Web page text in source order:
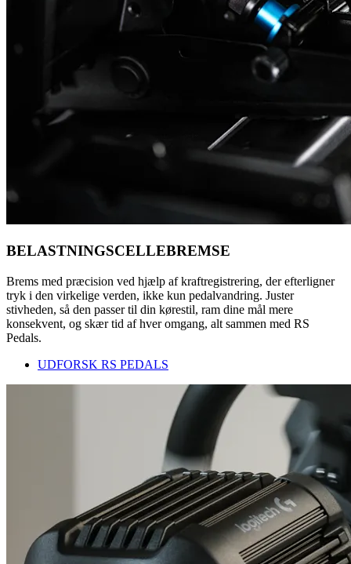
BELASTNINGSCELLEBREMSE
Brems med præcision ved hjælp af kraftregistrering, der efterligner
tryk i den virkelige verden, ikke kun pedalvandring. Juster
stivheden, så den passer til din kørestil, ram dine mål mere
konsekvent, og skær tid af hver omgang, alt sammen med RS
Pedals.
UDFORSK RS PEDALS